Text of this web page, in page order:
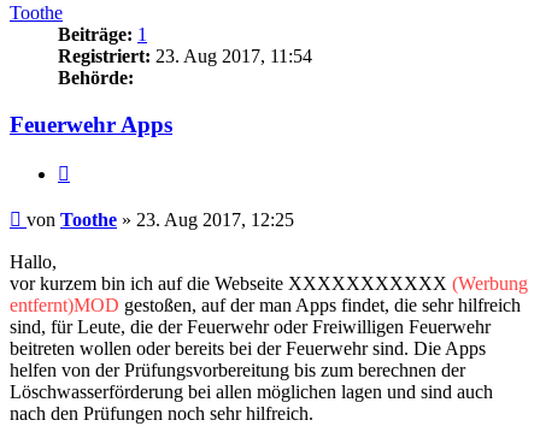
Toothe
Beiträge: 1
Registriert: 23. Aug 2017, 11:54
Behörde:
Feuerwehr Apps
Beitrag
von Toothe » 23. Aug 2017, 12:25
Hallo,
vor kurzem bin ich auf die Webseite XXXXXXXXXXX (Werbung
entfernt)MOD gestoßen, auf der man Apps findet, die sehr hilfreich
sind, für Leute, die der Feuerwehr oder Freiwilligen Feuerwehr
beitreten wollen oder bereits bei der Feuerwehr sind. Die Apps
helfen von der Prüfungsvorbereitung bis zum berechnen der
Löschwasserförderung bei allen möglichen lagen und sind auch
nach den Prüfungen noch sehr hilfreich.